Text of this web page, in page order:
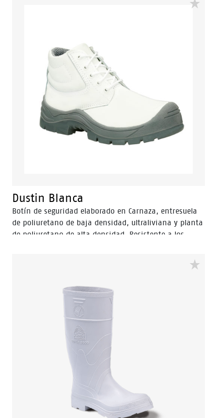
Dustin Blanca
Botín de seguridad elaborado en Carnaza, entresuela
de poliuretano de baja densidad, ultraliviana y planta
de poliuretano de alta densidad. Resistente a los